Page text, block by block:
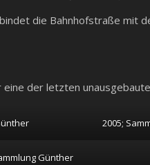
die Bahnhofstraße mit
eine der letzten
2005;
Günther